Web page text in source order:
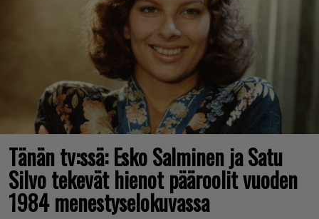
Tänän tv:ssä: Esko Salminen ja Satu
Silvo tekevät hienot pääroolit vuoden
1984 menestyselokuvassa